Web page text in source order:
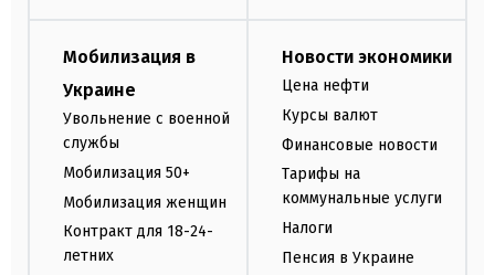
Мобилизация в
Украине
Увольнение с военной
службы
Мобилизация 50+
Мобилизация женщин
Контракт для 18-24-
летних
Новости экономики
Цена нефти
Курсы валют
Финансовые новости
Тарифы на
коммунальные услуги
Налоги
Пенсия в Украине